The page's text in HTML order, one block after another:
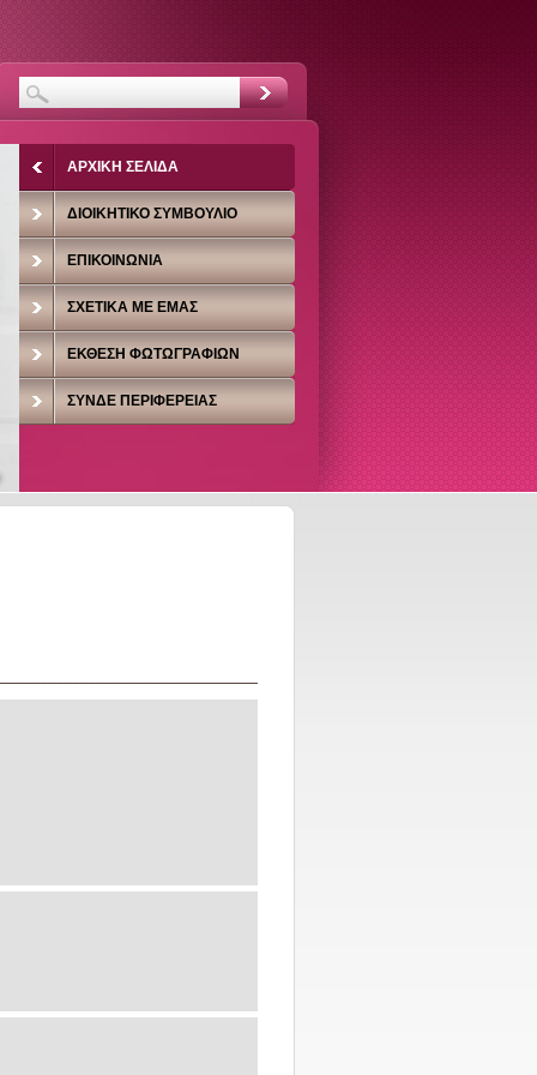
ΑΡΧΙΚΉ ΣΕΛΊΔΑ
ΔΙΟΙΚΗΤΙΚΌ ΣΥΜΒΟΎΛΙΟ
ΕΠΙΚΟΙΝΩΝΊΑ
ΣΧΕΤΙΚΆ ΜΕ ΕΜΆΣ
ΈΚΘΕΣΗ ΦΩΤΩΓΡΑΦΙΏΝ
ΣΥΝΔΕ ΠΕΡΙΦΈΡΕΙΑΣ